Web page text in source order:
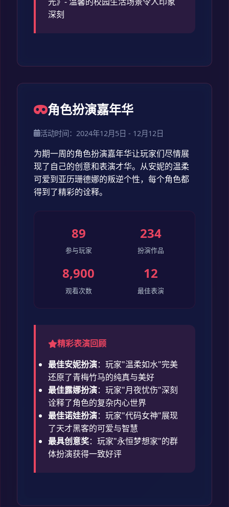
深刻
角色扮演嘉年华
活动时间：2024年12月5日 - 12月12日
为期一周的角色扮演嘉年华让玩家们尽情展
现了自己的创意和表演才华。从安妮的温柔
可爱到亚历珊德娜的叛逆个性，每个角色都
得到了精彩的诠释。
89
参与玩家
234
扮演作品
8,900
观看次数
12
最佳表演
精彩表演回顾
最佳安妮扮演：玩家"温柔如水"完美
还原了青梅竹马的纯真与美好
最佳露娜扮演：玩家"月夜忧伤"深刻
诠释了角色的复杂内心世界
最佳诺娃扮演：玩家"代码女神"展现
了天才黑客的可爱与智慧
最具创意奖：玩家"永恒梦想家"的群
体扮演获得一致好评